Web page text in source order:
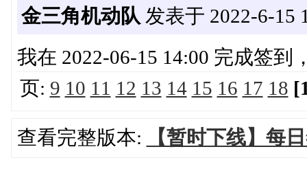
金三角机动队 发表于 2022-6-15
我在 2022-06-15 14:00 完成签到
页: 9 10 11 12 13 14 15 16 17 18
查看完整版本: 【暂时下线】每